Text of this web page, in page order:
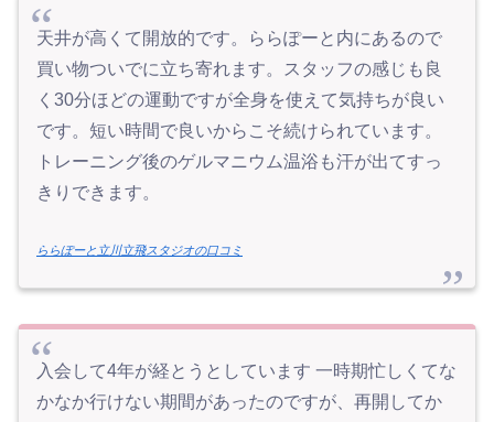
天井が高くて開放的です。ららぽーと内にあるので
買い物ついでに立ち寄れます。スタッフの感じも良
く30分ほどの運動ですが全身を使えて気持ちが良い
です。短い時間で良いからこそ続けられています。
トレーニング後のゲルマニウム温浴も汗が出てすっ
きりできます。
ららぽーと立川立飛スタジオの口コミ
入会して4年が経とうとしています 一時期忙しくてな
かなか行けない期間があったのですが、再開してか